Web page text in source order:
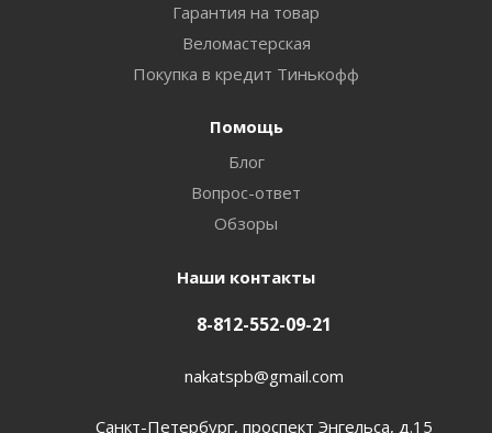
Гарантия на товар
Веломастерская
Покупка в кредит Тинькофф
Помощь
Блог
Вопрос-ответ
Обзоры
Наши контакты
8-812-552-09-21
nakatspb@gmail.com
Санкт-Петербург, проспект Энгельса, д.15